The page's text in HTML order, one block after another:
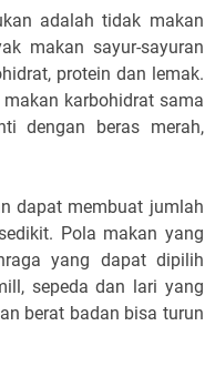
adalah tidak makan
makan sayur-sayuran
protein dan lemak.
karbohidrat sama
dengan beras merah,
dapat membuat jumlah
Pola makan yang
yang dapat dipilih
sepeda dan lari yang
berat badan bisa turun